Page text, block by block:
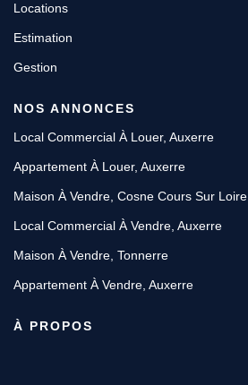
Locations
Estimation
Gestion
NOS ANNONCES
Local Commercial À Louer, Auxerre
Appartement À Louer, Auxerre
Maison À Vendre, Cosne Cours Sur Loire
Local Commercial À Vendre, Auxerre
Maison À Vendre, Tonnerre
Appartement À Vendre, Auxerre
À PROPOS